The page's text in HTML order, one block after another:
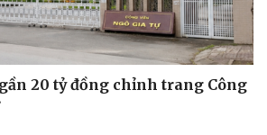
20 tỷ đồng chỉnh trang Công